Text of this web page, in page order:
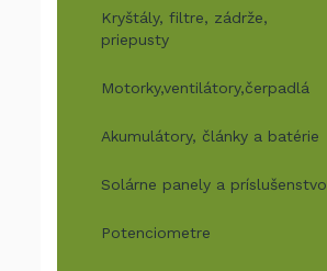
Kryštály, filtre, zádrže,
priepusty
Motorky,ventilátory,čerpadlá
Akumulátory, články a batérie
Solárne panely a príslušenstvo
Potenciometre